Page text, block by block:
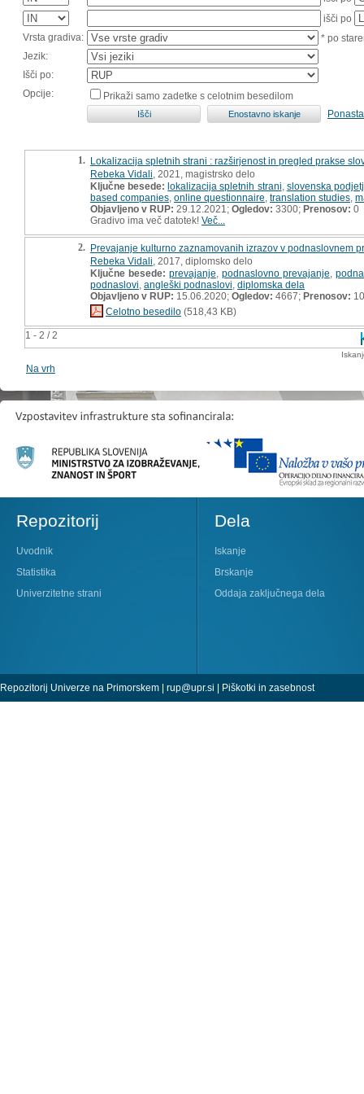
išči po
Vrsta gradiva:
* po
Jezik:
Išči po:
Opcije:
Prikaži samo zadetke s celotnim besedilom
1 - 2 / 2
1. Lokalizacija spletnih strani : razširjenost in pregled prakse
Rebeka Vidali , 2021, magistrsko delo
Ključne besede: lokalizacija spletnih strani slovenska
based companies online questionnaire translation studies
Objavljeno v RUP: 29.12.2021; Ogledov: 3300; Prenosov: 0
Gradivo ima več datotek! Več...
2. Prevajanje kulturno zaznamovanih izrazov v podnaslovnem
Rebeka Vidali , 2017, diplomsko delo
Ključne besede: prevajanje podnaslovno prevajanje
podnaslovi angleški podnaslovi diplomska dela
Objavljeno v RUP: 15.06.2020; Ogledov: 4667; Prenosov:
Celotno besedilo (518,43 KB)
Na vrh
Repozitorij
Uvodnik
Statistika
Univerzitetne strani
Dela
Iskanje
Brskanje
Oddaja zaključnega dela
Repozitorij Univerze na Primorskem | rup@upr.si | Piškotki in zasebnost